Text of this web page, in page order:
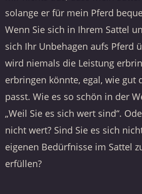
solange er für mein Pferd
Wenn Sie sich in Ihrem Sattel
sich Ihr Unbehagen aufs Pferd
wird niemals die Leistung
erbringen könnte, egal, wie gut
passt. Wie es so schön in der
„Weil Sie es sich wert sind“.
nicht wert? Sind Sie es sich
eigenen Bedürfnisse im Sattel
erfüllen?